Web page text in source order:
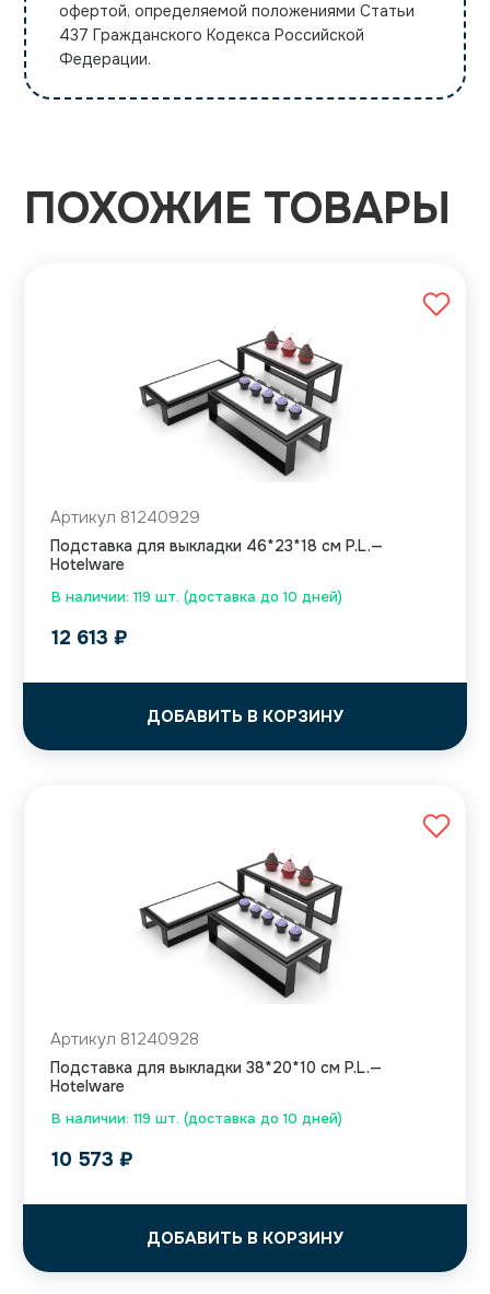
офертой, определяемой положениями Статьи
437 Гражданского Кодекса Российской
Федерации.
ПОХОЖИЕ ТОВАРЫ
В наличии: 119 шт. (доставка до 10 дней)
Артикул 81240929
Подставка для выкладки 46*23*18 см P.L.—
Hotelware
12 613 ₽
ДОБАВИТЬ В КОРЗИНУ
В наличии: 119 шт. (доставка до 10 дней)
Артикул 81240928
Подставка для выкладки 38*20*10 см P.L.—
Hotelware
10 573 ₽
ДОБАВИТЬ В КОРЗИНУ